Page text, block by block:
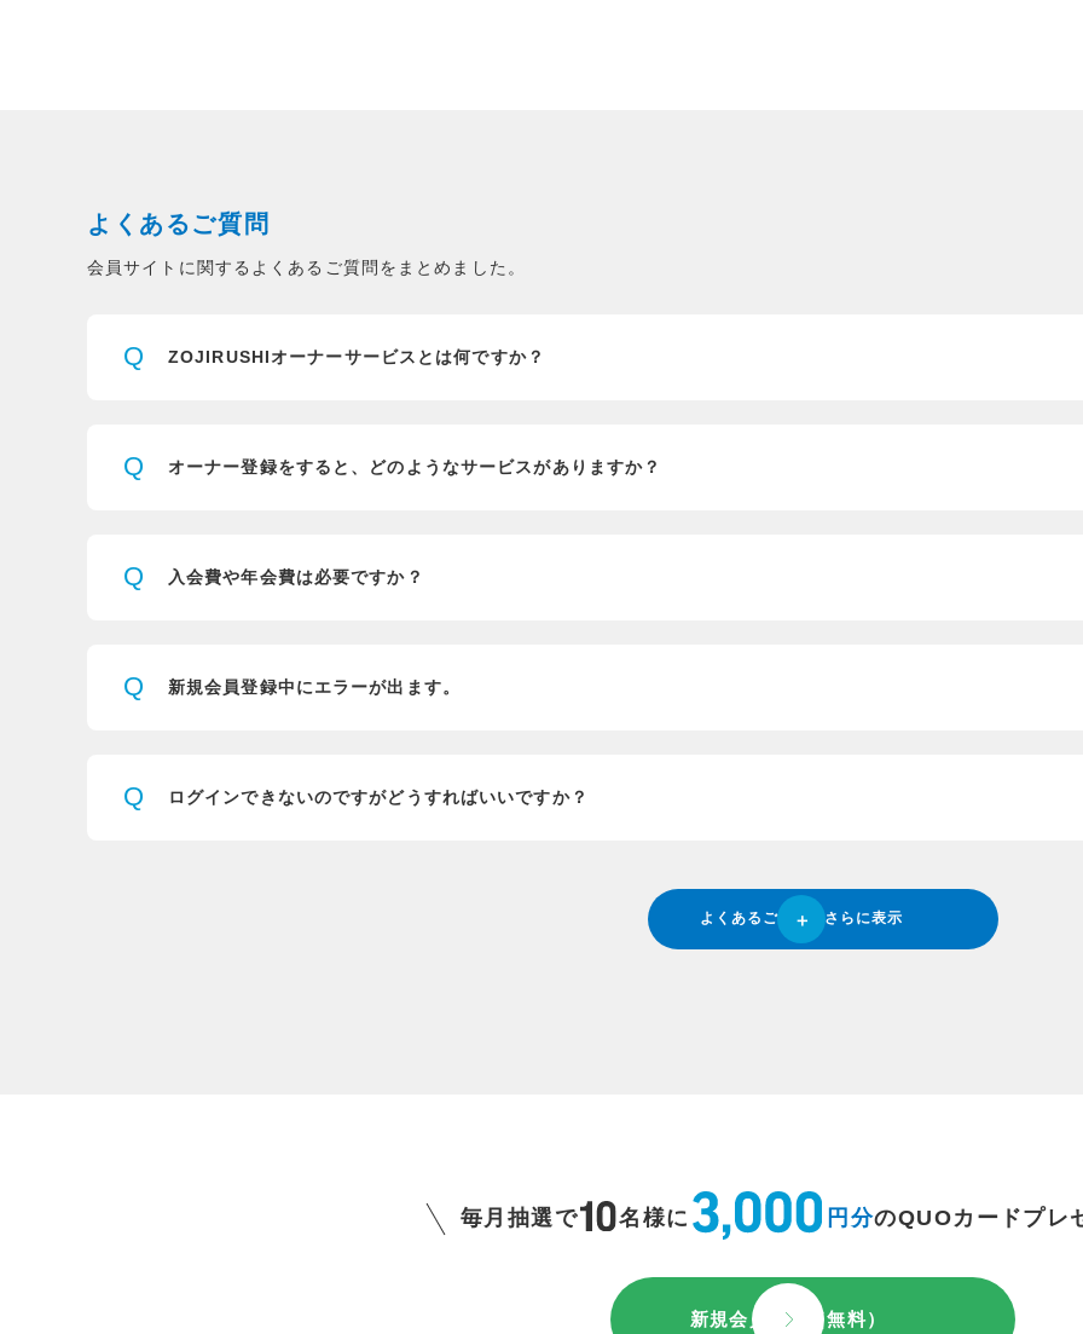
よくあるご質問
会員サイトに関するよくあるご質問をまとめました。
Q ZOJIRUSHIオーナーサービスとは何ですか？
Q オーナー登録をすると、 どのようなサービスがありますか？
Q 入会費や年会費は必要ですか？
Q 新規会員登録中にエラーが出ます。
Q ログインできないのですがどうすればいいですか？
よくあるご質問をさらに表示
毎月抽選で 名様に 円分のQUOカードプレ
新規会員登録（無料）